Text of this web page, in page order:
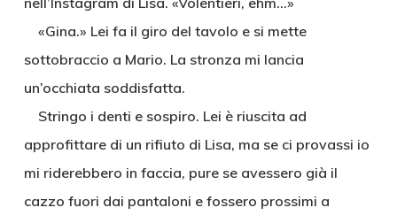
«Gina.» Lei fa il giro del tavolo e si mette
sottobraccio a Mario. La stronza mi lancia
un’occhiata soddisfatta.
Stringo i denti e sospiro. Lei è riuscita ad
approfittare di un rifiuto di Lisa, ma se ci provassi io
mi riderebbero in faccia, pure se avessero già il
cazzo fuori dai pantaloni e fossero prossimi a